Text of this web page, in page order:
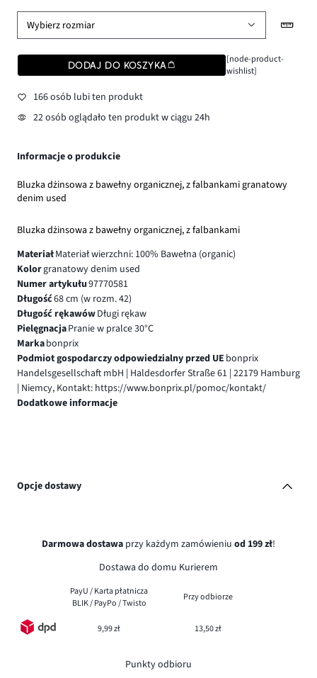
Wybierz rozmiar
DODAJ DO KOSZYKA
[node-product-
wishlist]
166 osób lubi ten produkt
22 osób oglądało ten produkt w ciągu 24h
Informacje o produkcie
Bluzka dżinsowa z bawełny organicznej, z falbankami granatowy
denim used
Bluzka dżinsowa z bawełny organicznej, z falbankami
MateriałMateriał wierzchni: 100% Bawełna (organic)
Kolorgranatowy denim used
Numer artykułu97770581
Długość68 cm (w rozm. 42)
Długość rękawówDługi rękaw
PielęgnacjaPranie w pralce 30°C
Markabonprix
Podmiot gospodarczy odpowiedzialny przed UE bonprix
Handelsgesellschaft mbH | Haldesdorfer Straße 61 | 22179 Hamburg
| Niemcy, Kontakt: https://www.bonprix.pl/pomoc/kontakt/
Dodatkowe informacje
Opcje dostawy
Darmowa dostawa przy każdym zamówieniu od 199 zł!
Dostawa do domu Kurierem
PayU / Karta płatnicza
BLIK / PayPo / Twisto
Przy odbiorze
9,99 zł 13,50 zł
Punkty odbioru